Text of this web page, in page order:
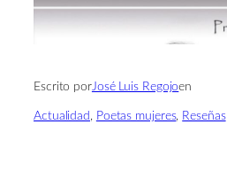
Escrito porJosé Luis Regojoen
Actualidad , Poetas mujeres, Reseñas